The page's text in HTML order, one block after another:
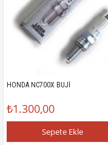
HONDA NC700X BUJİ
₺1.300,00
Sepete Ekle